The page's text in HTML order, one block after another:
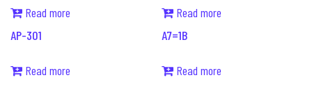
Read more
AP-301
Read more
Read more
A7=1B
Read more